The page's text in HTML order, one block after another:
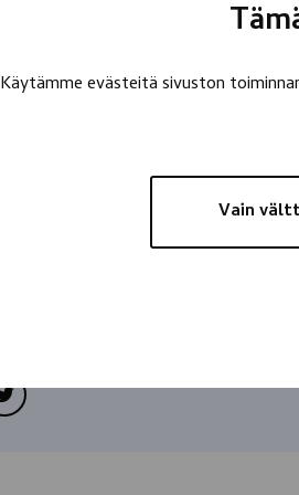
Käytämme evästeitä sivuston
Vain